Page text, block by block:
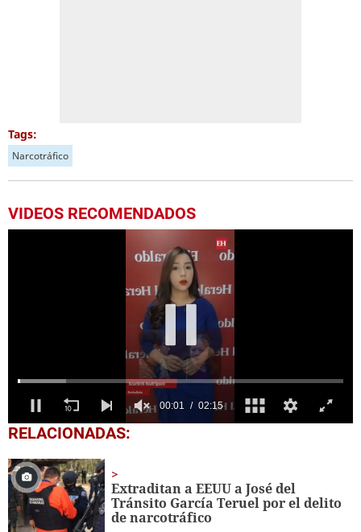
Tags:
Narcotráfico
VIDEOS RECOMENDADOS
0
seconds
2
minutes,
15
seconds
RELACIONADAS:
Extraditan a EEUU a José del
Tránsito García Teruel por el delito
de narcotráfico